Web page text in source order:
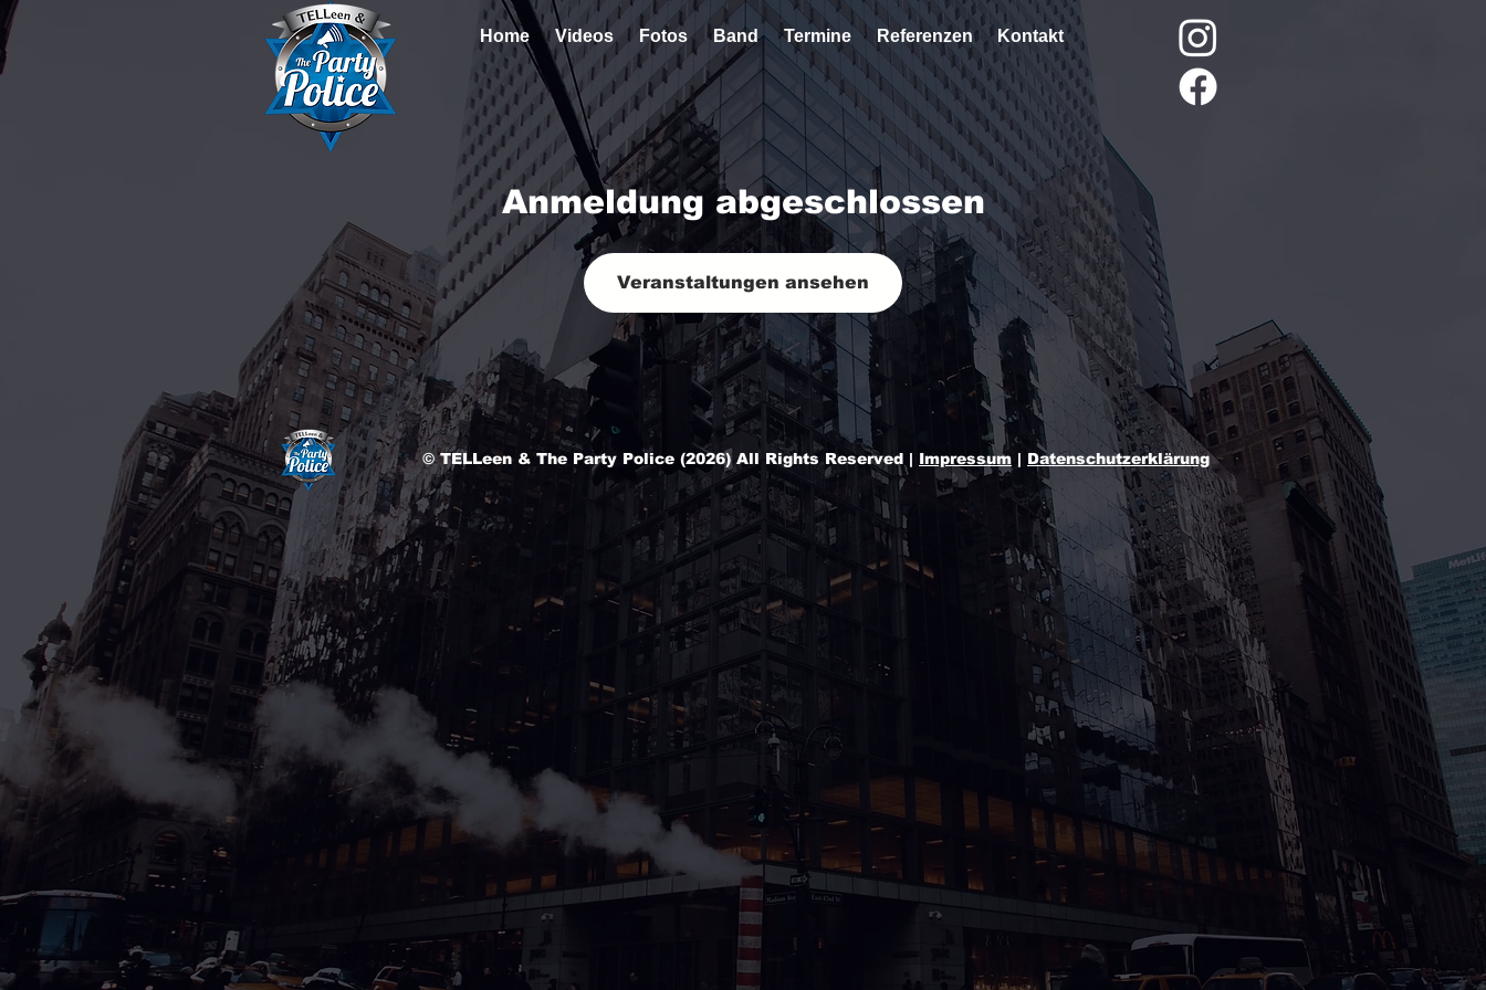
Home Videos Fotos Band Termine Referenzen Kontakt
Anmeldung abgeschlossen
Veranstaltungen ansehen
© TELLeen & The Party Police (2026) All Rights Reserved | Impressum | Datenschutzerklärung